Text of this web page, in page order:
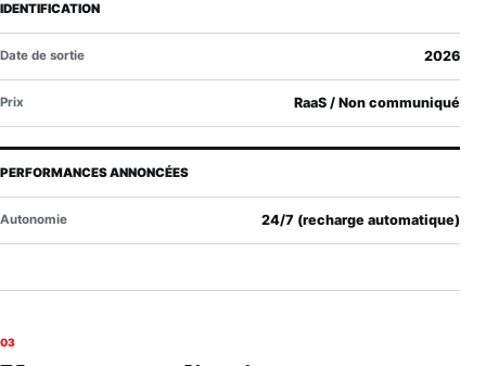
IDENTIFICATION
Date de sortie 2026
Prix RaaS / Non communiqué
PERFORMANCES ANNONCÉES
Autonomie 24/7 (recharge automatique)
03